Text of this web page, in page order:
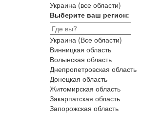
Украина (все области)
Выберите ваш регион:
Украина (Все области)
Винницкая область
Волынская область
Днепропетровская область
Донецкая область
Житомирская область
Закарпатская область
Запорожская область